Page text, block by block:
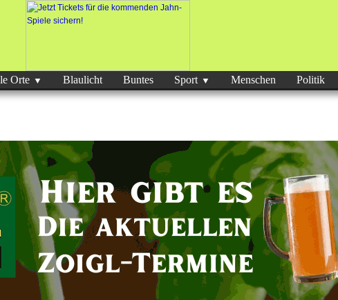
Orte Blaulicht Buntes Sport Menschen Politik